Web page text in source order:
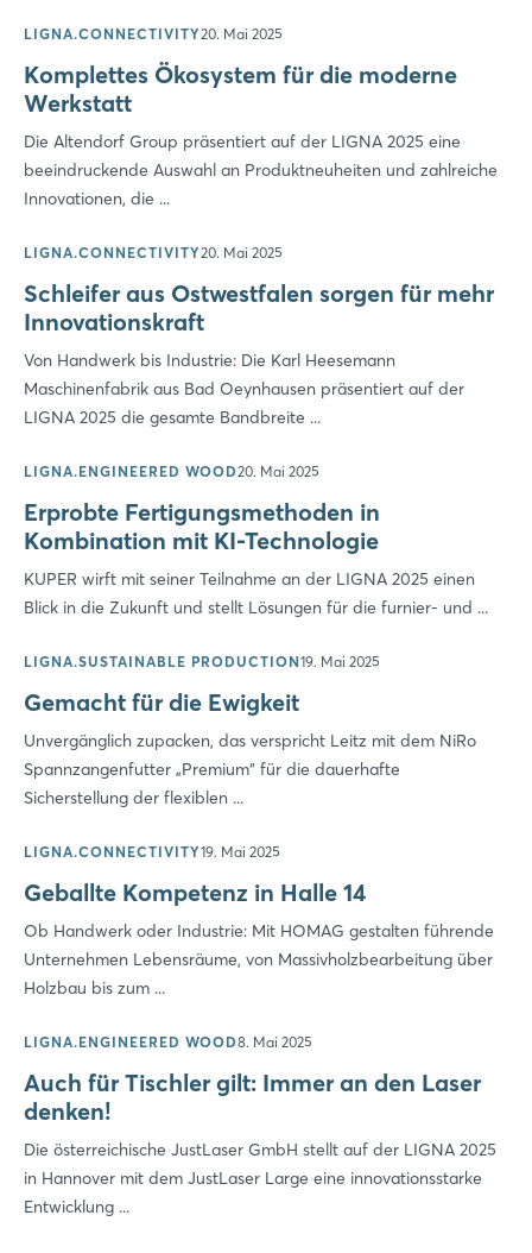
LIGNA.CONNECTIVITY20. Mai 2025
Komplettes Ökosystem für die moderne
Werkstatt
Die Altendorf Group präsentiert auf der LIGNA 2025 eine
beeindruckende Auswahl an Produktneuheiten und zahlreiche
Innovationen, die ...
LIGNA.CONNECTIVITY20. Mai 2025
Schleifer aus Ostwestfalen sorgen für mehr
Innovationskraft
Von Handwerk bis Industrie: Die Karl Heesemann
Maschinenfabrik aus Bad Oeynhausen präsentiert auf der
LIGNA 2025 die gesamte Bandbreite ...
LIGNA.ENGINEERED WOOD20. Mai 2025
Erprobte Fertigungsmethoden in
Kombination mit KI-Technologie
KUPER wirft mit seiner Teilnahme an der LIGNA 2025 einen
Blick in die Zukunft und stellt Lösungen für die furnier- und ...
LIGNA.SUSTAINABLE PRODUCTION19. Mai 2025
Gemacht für die Ewigkeit
Unvergänglich zupacken, das verspricht Leitz mit dem NiRo
Spannzangenfutter „Premium“ für die dauerhafte
Sicherstellung der flexiblen ...
LIGNA.CONNECTIVITY19. Mai 2025
Geballte Kompetenz in Halle 14
Ob Handwerk oder Industrie: Mit HOMAG gestalten führende
Unternehmen Lebensräume, von Massivholzbearbeitung über
Holzbau bis zum ...
LIGNA.ENGINEERED WOOD8. Mai 2025
Auch für Tischler gilt: Immer an den Laser
denken!
Die österreichische JustLaser GmbH stellt auf der LIGNA 2025
in Hannover mit dem JustLaser Large eine innovationsstarke
Entwicklung ...